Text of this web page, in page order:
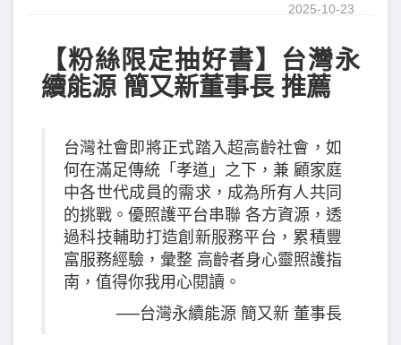
2025-10-23
【粉絲限定抽好書】台灣永
續能源 簡又新董事長 推薦
台灣社會即將正式踏入超高齡社會，如
何在滿足傳統「孝道」之下，兼 顧家庭
中各世代成員的需求，成為所有人共同
的挑戰。優照護平台串聯 各方資源，透
過科技輔助打造創新服務平台，累積豐
富服務經驗，彙整 高齡者身心靈照護指
南，值得你我用心閱讀。
──台灣永續能源 簡又新 董事長